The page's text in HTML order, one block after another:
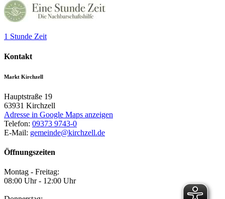
1 Stunde Zeit
Kontakt
Markt Kirchzell
Hauptstraße 19
63931 Kirchzell
Adresse in Google Maps anzeigen
Telefon: 09373 9743-0
E-Mail: gemeinde@kirchzell.de
Öffnungszeiten
Montag - Freitag:
08:00 Uhr - 12:00 Uhr